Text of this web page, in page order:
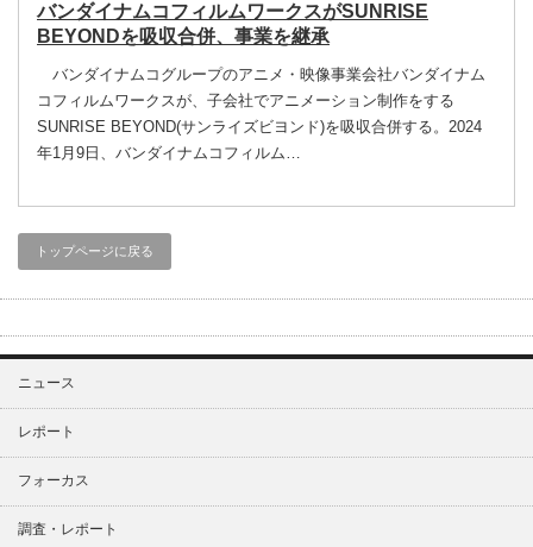
バンダイナムコフィルムワークスがSUNRISE
BEYONDを吸収合併、事業を継承
バンダイナムコグループのアニメ・映像事業会社バンダイナム
コフィルムワークスが、子会社でアニメーション制作をする
SUNRISE BEYOND(サンライズビヨンド)を吸収合併する。2024
年1月9日、バンダイナムコフィルム…
トップページに戻る
ニュース
レポート
フォーカス
調査・レポート